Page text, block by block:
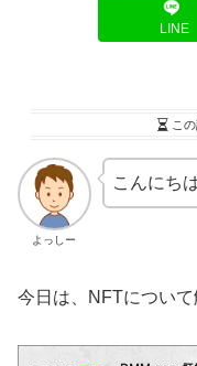
LINE
こ
よっしー
こんにち
今日は、NFTについて